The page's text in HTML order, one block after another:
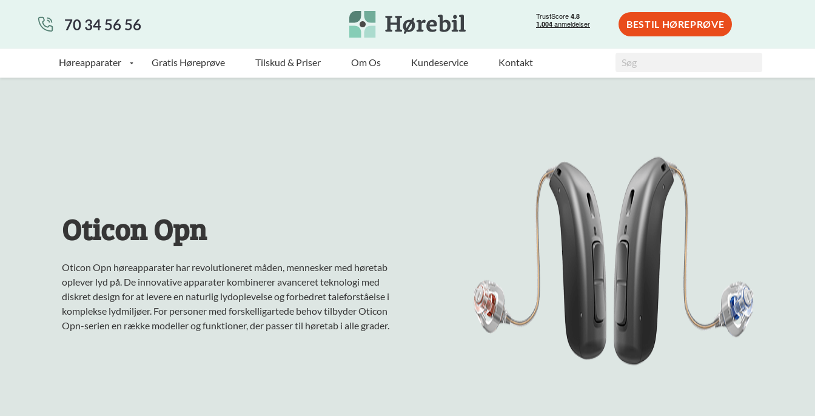
70 34 56 56 BESTIL HØREPRØVE
Høreapparater Gratis Høreprøve Tilskud & Priser Om Os Kundeservice Kontakt Søg
Oticon Opn
Oticon Opn høreapparater har revolutioneret måden, mennesker med høretab
oplever lyd på. De innovative apparater kombinerer avanceret teknologi med
diskret design for at levere en naturlig lydoplevelse og forbedret taleforståelse i
komplekse lydmiljøer. For personer med forskelligartede behov tilbyder Oticon
Opn-serien en række modeller og funktioner, der passer til høretab i alle grader.